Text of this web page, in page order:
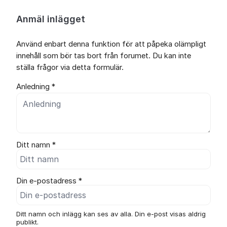
Anmäl inlägget
Använd enbart denna funktion för att påpeka olämpligt
innehåll som bör tas bort från forumet. Du kan inte
ställa frågor via detta formulär.
Anledning *
Ditt namn *
Din e-postadress *
Ditt namn och inlägg kan ses av alla. Din e-post visas aldrig
publikt.